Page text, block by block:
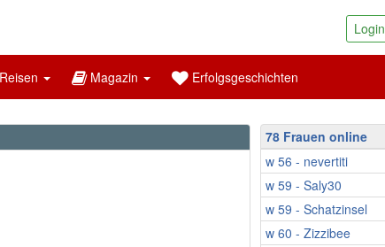
Login
Reisen Magazin Erfolgsgeschichten
78 Frauen online
w 56 - nevertiti
w 59 - Saly30
w 59 - Schatzinsel
w 60 - Zizzibee